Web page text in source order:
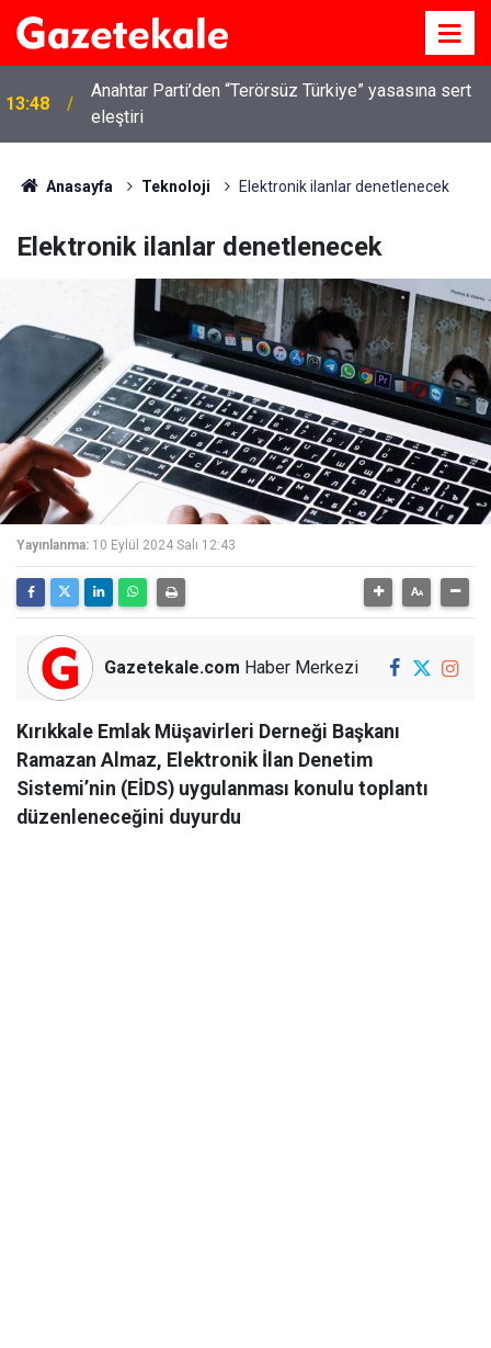
13:48
Anahtar Parti’den “Terörsüz Türkiye” yasasına sert
eleştiri
Anasayfa Teknoloji Elektronik ilanlar denetlenecek
Elektronik ilanlar denetlenecek
Yayınlanma: 10 Eylül 2024 Salı 12:43
Gazetekale.com Haber Merkezi
Kırıkkale Emlak Müşavirleri Derneği Başkanı
Ramazan Almaz, Elektronik İlan Denetim
Sistemi’nin (EİDS) uygulanması konulu toplantı
düzenleneceğini duyurdu